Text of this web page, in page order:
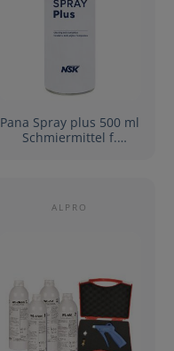
Pana Spray plus 500 ml
Schmiermittel f.
ALPRO